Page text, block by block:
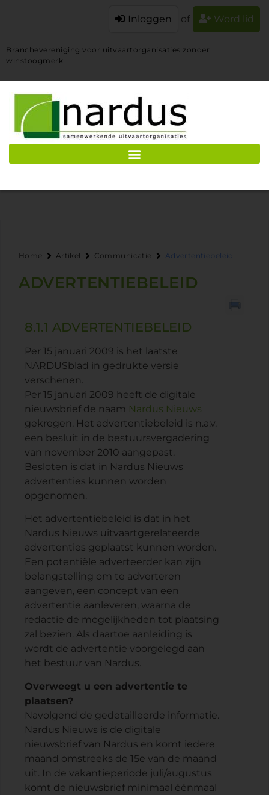
Branchevereniging voor uitvaartorganisaties zonder
winstoogmerk
Inloggen of Word lid
Home Artikel Communicatie Advertentiebeleid
ADVERTENTIEBELEID
8.1.1 ADVERTENTIEBELEID
Per 15 januari 2009 is het laatste
NARDUSblad in gedrukte versie
verschenen.
Per 15 januari 2009 heeft de digitale
nieuwsbrief de naam Nardus Nieuws
gekregen. Het advertentiebeleid is n.a.v.
een besluit in de bestuursvergadering
van november 2010 aangepast.
Besloten is dat in Nardus Nieuws
advertenties kunnen worden
opgenomen.
Het advertentiebeleid is dat in het
Nardus Nieuws uitvaartgerelateerde
advertenties geplaatst kunnen worden.
Een potentiële adverteerder kan zijn
belangstelling om te adverteren
aangeven, een concept van een
advertentie aanleveren, waarna de
redactie de mogelijkheden tot plaatsing
zal bezien. Als daartoe aanleiding is
wordt de advertentie voorgelegd aan
het bestuur van Nardus.
Overweegt u een advertentie te
plaatsen?
Navolgend de gedetailleerde informatie.
Nardus Nieuws is de digitale
nieuwsbrief van Nardus en komt iedere
maand omstreeks de 15e van de maand
uit. In de vakantieperiode juli/augustus
komt de nieuwsbrief minimaal éénmaal